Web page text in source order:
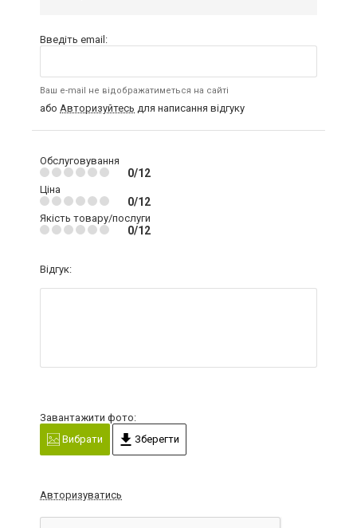
Введіть email:
Ваш e-mail не відображатиметься на сайті
або Авторизуйтесь для написання відгуку
Обслуговування
0/12
Ціна
0/12
Якість товару/послуги
0/12
Відгук:
Завантажити фото:
Вибрати
Зберегти
Авторизуватись